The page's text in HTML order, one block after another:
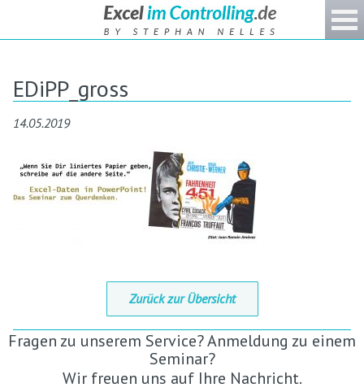
EDiPP_gross
14.05.2019
Zurück zur Übersicht
Fragen zu unserem Service? Anmeldung zu einem
Seminar?
Wir freuen uns auf Ihre Nachricht.